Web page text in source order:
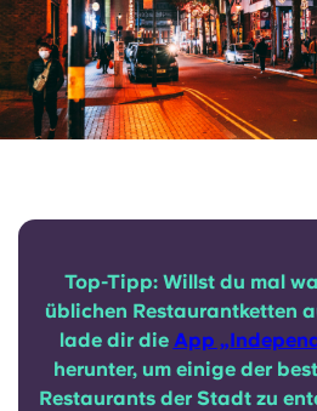
Top-Tipp: Willst du mal
üblichen Restaurantketten
lade dir die App
herunter, um einige der
Restaurants der Stadt zu